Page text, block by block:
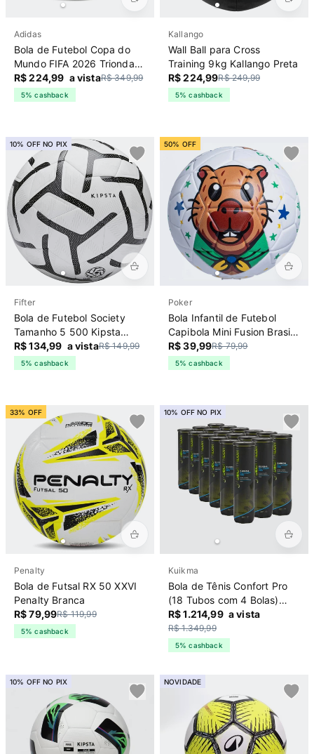
Adidas
Bola de Futebol Copa do
Mundo FIFA 2026 Trionda
League Adidas Branca
R$ 224,99 a vistaR$ 349,99
5% cashback
Kallango
Wall Ball para Cross
Training 9kg Kallango Preta
R$ 224,99R$ 249,99
5% cashback
10% OFF NO PIX
Fifter
Bola de Futebol Society
Tamanho 5 500 Kipsta
Branca
R$ 134,99 a vistaR$ 149,99
5% cashback
50% OFF
Poker
Bola Infantil de Futebol
Capibola Mini Fusion Brasil
Poker Branca
R$ 39,99R$ 79,99
5% cashback
33% OFF
Penalty
Bola de Futsal RX 50 XXVI
Penalty Branca
R$ 79,99R$ 119,99
5% cashback
10% OFF NO PIX
Kuikma
Bola de Tênis Confort Pro
(18 Tubos com 4 Bolas)
Kuikma Verde
R$ 1.214,99 a vista
R$ 1.349,99
5% cashback
10% OFF NO PIX NOVIDADE